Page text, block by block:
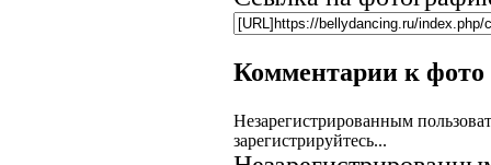
Комментарии к фото
Незарегистрированным
зарегистрируйтесь...